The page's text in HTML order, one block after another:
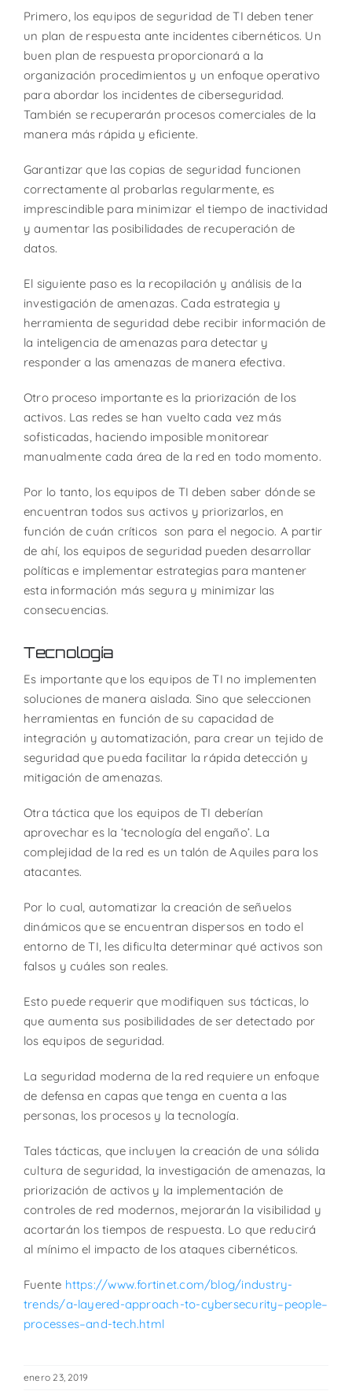
Primero, los equipos de seguridad de TI deben tener
un plan de respuesta ante incidentes cibernéticos. Un
buen plan de respuesta proporcionará a la
organización procedimientos y un enfoque operativo
para abordar los incidentes de ciberseguridad.
También se recuperarán procesos comerciales de la
manera más rápida y eficiente.
Garantizar que las copias de seguridad funcionen
correctamente al probarlas regularmente, es
imprescindible para minimizar el tiempo de inactividad
y aumentar las posibilidades de recuperación de
datos.
El siguiente paso es la recopilación y análisis de la
investigación de amenazas. Cada estrategia y
herramienta de seguridad debe recibir información de
la inteligencia de amenazas para detectar y
responder a las amenazas de manera efectiva.
Otro proceso importante es la priorización de los
activos. Las redes se han vuelto cada vez más
sofisticadas, haciendo imposible monitorear
manualmente cada área de la red en todo momento.
Por lo tanto, los equipos de TI deben saber dónde se
encuentran todos sus activos y priorizarlos, en
función de cuán críticos son para el negocio. A partir
de ahí, los equipos de seguridad pueden desarrollar
políticas e implementar estrategias para mantener
esta información más segura y minimizar las
consecuencias.
Tecnología
Es importante que los equipos de TI no implementen
soluciones de manera aislada. Sino que seleccionen
herramientas en función de su capacidad de
integración y automatización, para crear un tejido de
seguridad que pueda facilitar la rápida detección y
mitigación de amenazas.
Otra táctica que los equipos de TI deberían
aprovechar es la ‘tecnología del engaño’. La
complejidad de la red es un talón de Aquiles para los
atacantes.
Por lo cual, automatizar la creación de señuelos
dinámicos que se encuentran dispersos en todo el
entorno de TI, les dificulta determinar qué activos son
falsos y cuáles son reales.
Esto puede requerir que modifiquen sus tácticas, lo
que aumenta sus posibilidades de ser detectado por
los equipos de seguridad.
La seguridad moderna de la red requiere un enfoque
de defensa en capas que tenga en cuenta a las
personas, los procesos y la tecnología.
Tales tácticas, que incluyen la creación de una sólida
cultura de seguridad, la investigación de amenazas, la
priorización de activos y la implementación de
controles de red modernos, mejorarán la visibilidad y
acortarán los tiempos de respuesta. Lo que reducirá
al mínimo el impacto de los ataques cibernéticos.
Fuente https://www.fortinet.com/blog/industry-
trends/a-layered-approach-to-cybersecurity–people–
processes–and-tech.html
enero 23, 2019